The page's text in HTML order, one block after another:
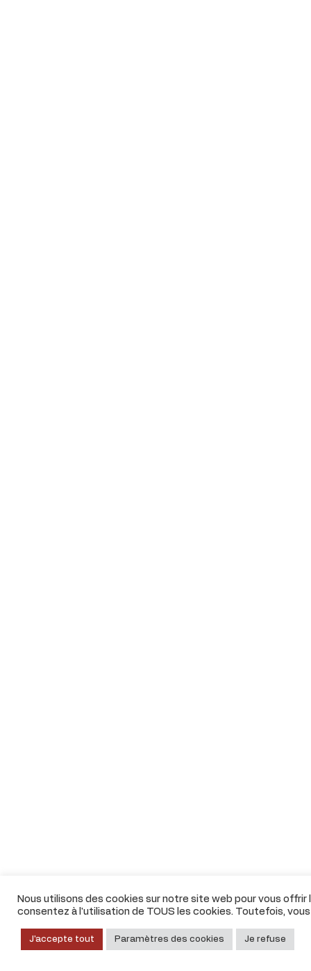
Nous utilisons des cookies sur notre site web pour vous
consentez à l'utilisation de TOUS les cookies. Toutefois,
J'accepte tout Paramètres des cookies Je refuse